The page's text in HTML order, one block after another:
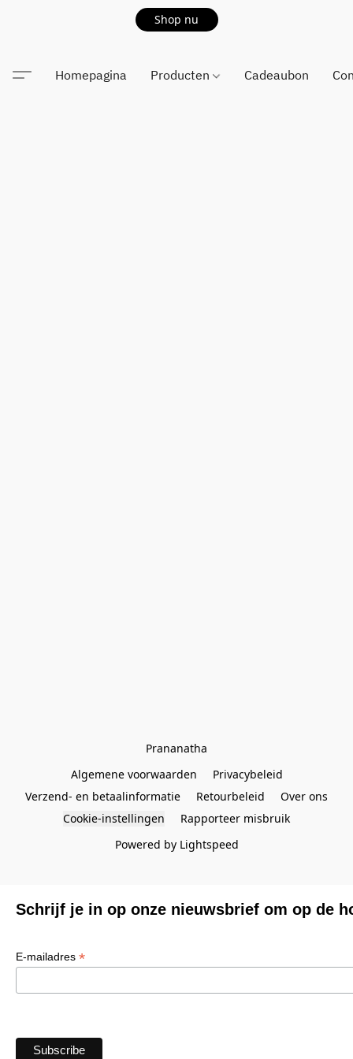
Shop nu
Homepagina Producten Cadeaubon
Prananatha
Algemene voorwaarden
Privacybeleid
Verzend- en betaalinformatie
Retourbeleid
Over ons
Cookie-instellingen
Rapporteer misbruik
Powered by Lightspeed
Schrijf je in op onze nieuwsbrief om op de
E-mailadres *